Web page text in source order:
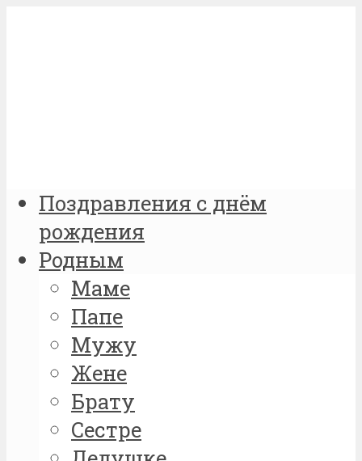
Поздравления с днём
рождения
Родным
Маме
Папе
Мужу
Жене
Брату
Сестре